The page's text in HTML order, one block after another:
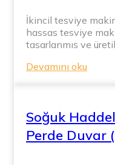
İkincil tesviye
hassas tesviye
tasarlanmış ve
ekipmanlardan
alüminyum
işlemini
Devamını oku
Soğuk
Perde Duvar